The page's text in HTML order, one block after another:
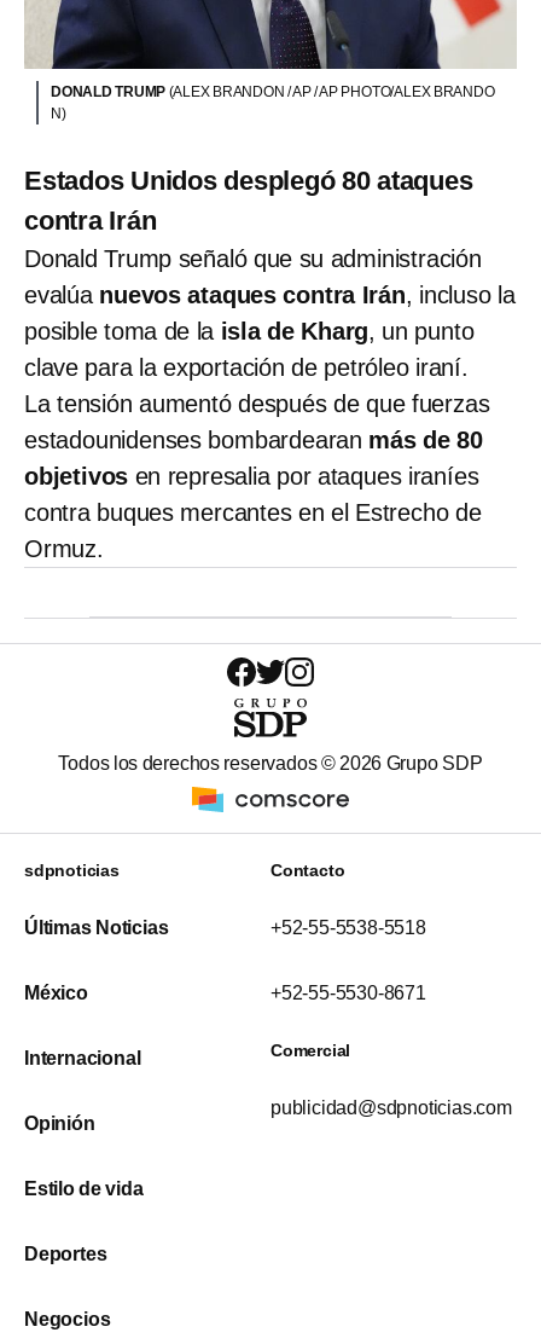
DONALD TRUMP (ALEX BRANDON / AP / AP PHOTO/ALEX BRANDO
N)
Estados Unidos desplegó 80 ataques
contra Irán
Donald Trump señaló que su administración
evalúa nuevos ataques contra Irán, incluso la
posible toma de la isla de Kharg, un punto
clave para la exportación de petróleo iraní.
La tensión aumentó después de que fuerzas
estadounidenses bombardearan más de 80
objetivos en represalia por ataques iraníes
contra buques mercantes en el Estrecho de
Ormuz.
Todos los derechos reservados © 2026 Grupo SDP
sdpnoticias
Últimas Noticias
México
Internacional
Opinión
Estilo de vida
Deportes
Negocios
Contacto
+52-55-5538-5518
+52-55-5530-8671
Comercial
publicidad@sdpnoticias.com